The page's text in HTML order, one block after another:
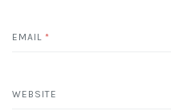
EMAIL *
WEBSITE